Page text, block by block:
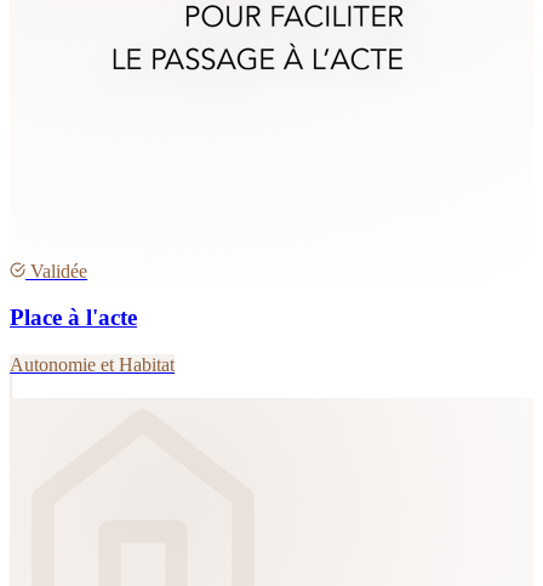
Validée
Place à l'acte
Autonomie et Habitat